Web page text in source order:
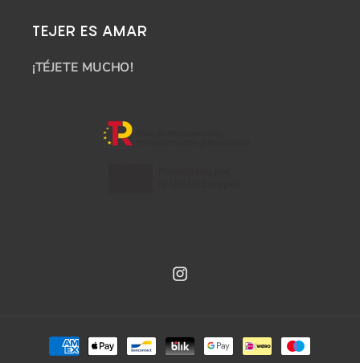
TEJER ES AMAR
¡TÉJETE MUCHO!
Instagram
Payment